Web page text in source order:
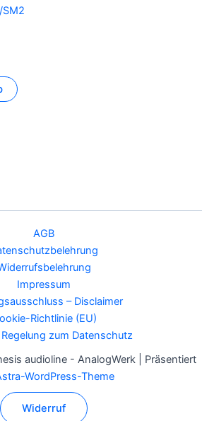
AGB
Impressum
– Disclaimer
Richtlinie (EU)
Regelung zum Datenschutz
audioline - AnalogWerk | Präsentiert
WordPress-Theme
Widerruf